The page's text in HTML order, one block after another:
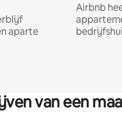
aparte
Airbnb
van een